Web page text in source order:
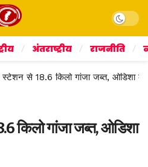
Dark
अंतराष्ट्रीय राजनीति
स्टेशन से 18.6 किलो गांजा जब्त, ओडिशा का
किलो गांजा जब्त, ओडिशा